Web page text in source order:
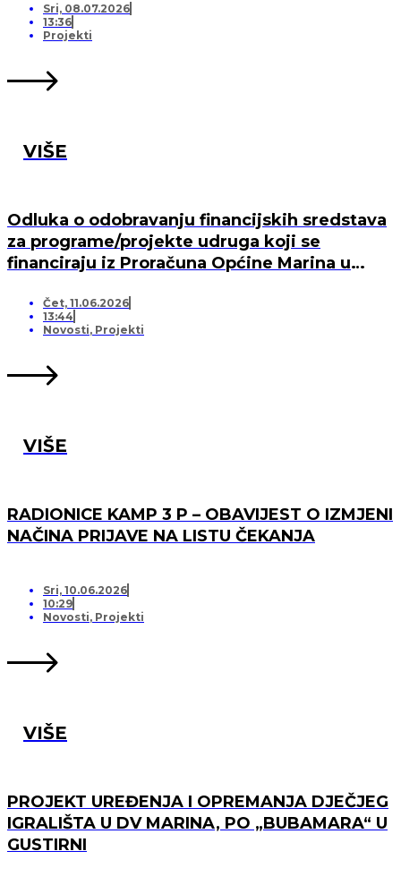
Sri, 08.07.2026
13:36
Projekti
VIŠE
Odluka o odobravanju financijskih sredstava
za programe/projekte udruga koji se
financiraju iz Proračuna Općine Marina u
Čet, 11.06.2026
13:44
Novosti, Projekti
VIŠE
RADIONICE KAMP 3 P – OBAVIJEST O IZMJENI
NAČINA PRIJAVE NA LISTU ČEKANJA
Sri, 10.06.2026
10:29
Novosti, Projekti
VIŠE
PROJEKT UREĐENJA I OPREMANJA DJEČJEG
IGRALIŠTA U DV MARINA, PO „BUBAMARA“ U
GUSTIRNI